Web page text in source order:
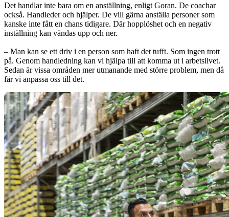
Det handlar inte bara om en anställning, enligt Goran. De coachar
också. Handleder och hjälper. De vill gärna anställa personer som
kanske inte fått en chans tidigare. Där hopplöshet och en negativ
inställning kan vändas upp och ner.
– Man kan se ett driv i en person som haft det tufft. Som ingen trott
på. Genom handledning kan vi hjälpa till att komma ut i arbetslivet.
Sedan är vissa områden mer utmanande med större problem, men då
får vi anpassa oss till det.